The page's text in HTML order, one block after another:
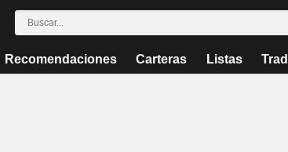
Recomendaciones Carteras Listas